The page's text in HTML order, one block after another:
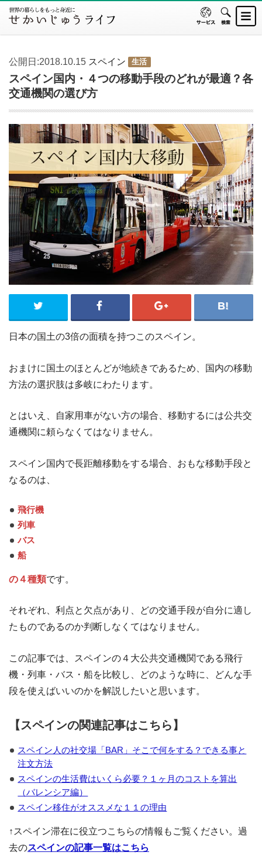
公開日:2018.10.15 スペイン 生活
スペイン国内・４つの移動手段のどれが最適？各
交通機関の選び方
日本の国土の3倍の面積を持つこのスペイン。
おまけに国土のほとんどが地続きであるため、国内の移動
方法の選択肢は多岐にわたります。
とはいえ、自家用車がない方の場合、移動するには公共交
通機関に頼らなくてはなりません。
スペイン国内で長距離移動をする場合、おもな移動手段と
なるのは、
飛行機
列車
バス
船
の４種類です。
それぞれ、利点と欠点があり、どの交通手段が自分に適し
たものであるのか判断しなくてはなりません。
この記事では、スペインの４大公共交通機関である飛行
機・列車・バス・船を比較し、どのような時に、どんな手
段を使えばいいのかを解説したいと思います。
【スペインの関連記事はこちら】
スペイン人の社交場「BAR」そこで何をする？できる事と
注文方法
スペインの生活費はいくら必要？１ヶ月のコストを算出
（バレンシア編）
スペイン移住がオススメな１１の理由
↑スペイン滞在に役立つこちらの情報もご覧ください。過
去のスペインの記事一覧はこちら